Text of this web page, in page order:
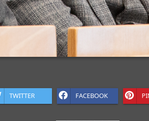
TWITTER FACEBOOK